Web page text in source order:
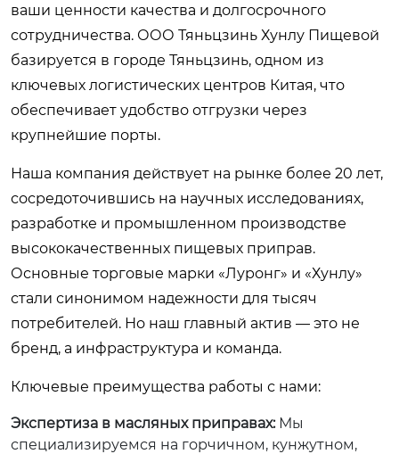
ваши ценности качества и долгосрочного
сотрудничества. ООО Тяньцзинь Хунлу Пищевой
базируется в городе Тяньцзинь, одном из
ключевых логистических центров Китая, что
обеспечивает удобство отгрузки через
крупнейшие порты.
Наша компания действует на рынке более 20 лет,
сосредоточившись на научных исследованиях,
разработке и промышленном производстве
высококачественных пищевых приправ.
Основные торговые марки «Луронг» и «Хунлу»
стали синонимом надежности для тысяч
потребителей. Но наш главный актив — это не
бренд, а инфраструктура и команда.
Ключевые преимущества работы с нами:
Экспертиза в масляных приправах:Мы
специализируемся на горчичном, кунжутном,